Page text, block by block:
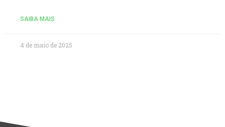
SAIBA MAIS
4 de maio de 2025